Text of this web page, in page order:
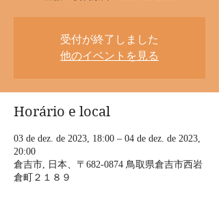
受付が終了しました
他のイベントを見る
Horário e local
03 de dez. de 2023, 18:00 – 04 de dez. de 2023,
20:00
倉吉市, 日本、〒682-0874 鳥取県倉吉市西岩
倉町２１８９